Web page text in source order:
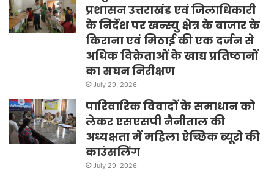
प्रशासन उत्तराखंड एवं जिलाधिकारी
के निर्देश पर खन्स्यु क्षेत्र के बाजार के
किराना एवं मिठाई की एक दर्जन से
अधिक विक्रेताओं के खाद्य प्रतिष्ठानों
का सघन निरीक्षण
July 29, 2026
पारिवारिक विवादों के समाधान को
लेकर एसएसपी नैनीताल की
अध्यक्षता में महिला ऐच्छिक ब्यूरो की
काउंसलिंग
July 29, 2026